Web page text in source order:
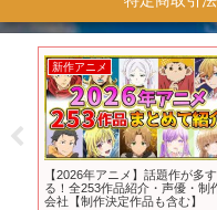
新作アニメ
【2026年アニメ】話題作が多
る！全253作品紹介・声優・制
会社【制作決定作品も含む】